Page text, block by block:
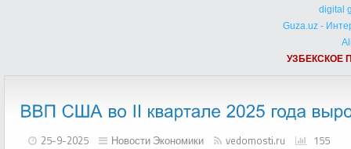
digital
Guza.uz -
УЗБЕКСКОЕ
25-9-2025 Новости Экономики vedomosti.ru 155